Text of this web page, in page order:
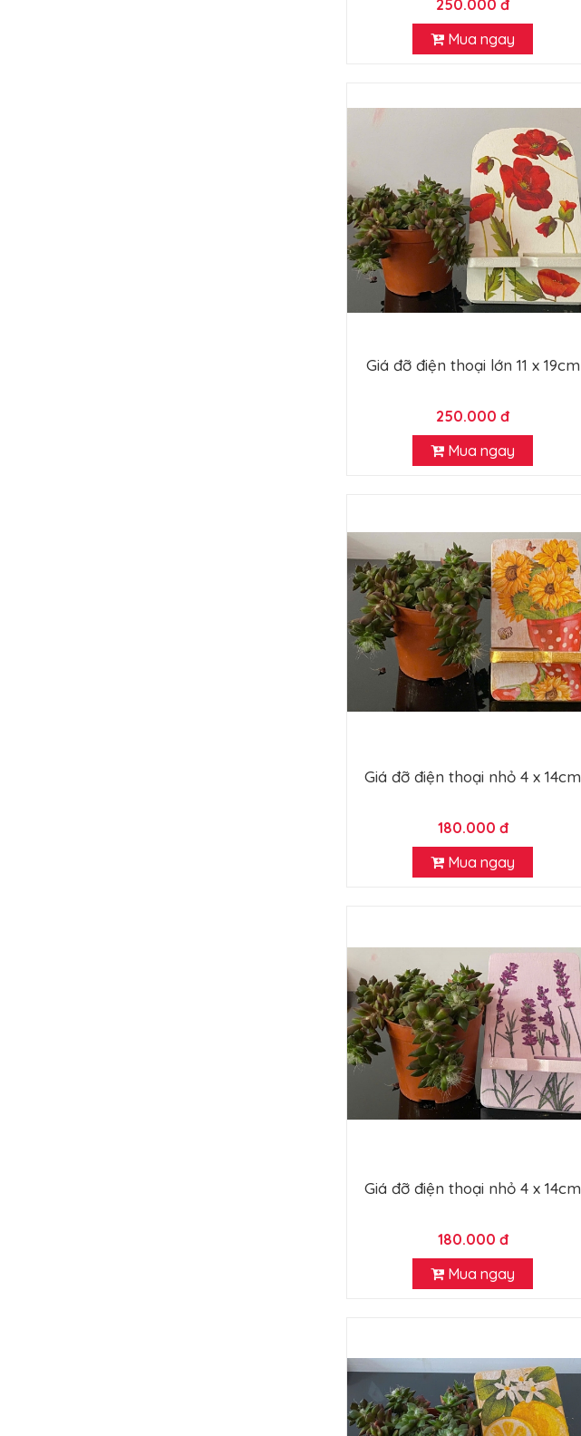
250.000 đ
Mua ngay
Giá đỡ điện thoại lớn 11 x 19cm
250.000 đ
Mua ngay
Giá đỡ điện thoại nhỏ 4 x 14cm
180.000 đ
Mua ngay
Giá đỡ điện thoại nhỏ 4 x 14cm
180.000 đ
Mua ngay